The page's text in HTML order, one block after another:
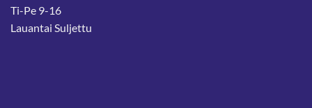
Ti-Pe 9-16
Lauantai Suljettu